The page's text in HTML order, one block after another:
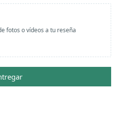
fotos o vídeos a tu reseña